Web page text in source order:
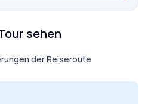
sehen
der Reiseroute